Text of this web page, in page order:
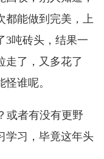
都能做到完美，上
3吨砖头，结果一
走了，又多花了
谁呢。
或者有没有更野
学习，毕竟这年头